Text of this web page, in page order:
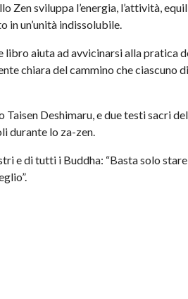
Zen sviluppa l’energia, l’attività,
in un’unità indissolubile.
libro aiuta ad avvicinarsi alla pratica
chiara del cammino che ciascuno
Deshimaru, e due testi sacri
durante lo za-zen.
e di tutti i Buddha: “Basta solo